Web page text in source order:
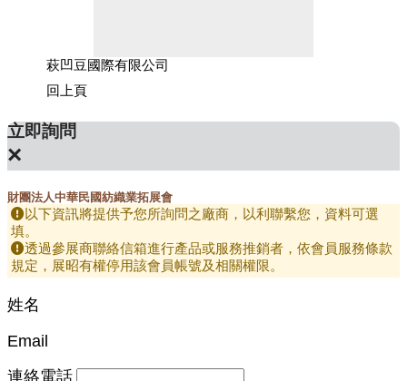
萩凹豆國際有限公司
回上頁
立即詢問
×
財團法人中華民國紡織業拓展會
以下資訊將提供予您所詢問之廠商，以利聯繫您，資料可選
填。
透過參展商聯絡信箱進行產品或服務推銷者，依會員服務條款
規定，展昭有權停用該會員帳號及相關權限。
姓名
Email
連絡電話